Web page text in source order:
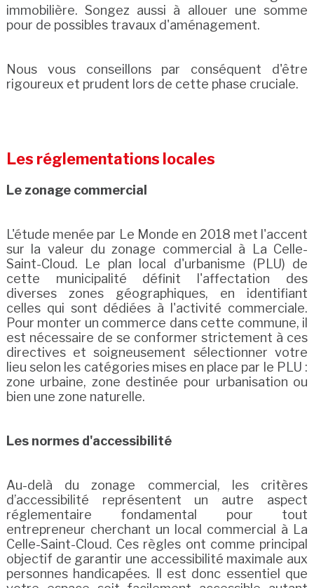
immobilière. Songez aussi à allouer une somme
pour de possibles travaux d'aménagement.
Nous vous conseillons par conséquent d'être
rigoureux et prudent lors de cette phase cruciale.
Les réglementations locales
Le zonage commercial
L'étude menée par Le Monde en 2018 met l'accent
sur la valeur du zonage commercial à La Celle-
Saint-Cloud. Le plan local d'urbanisme (PLU) de
cette municipalité définit l'affectation des
diverses zones géographiques, en identifiant
celles qui sont dédiées à l'activité commerciale.
Pour monter un commerce dans cette commune, il
est nécessaire de se conformer strictement à ces
directives et soigneusement sélectionner votre
lieu selon les catégories mises en place par le PLU :
zone urbaine, zone destinée pour urbanisation ou
bien une zone naturelle.
Les normes d'accessibilité
Au-delà du zonage commercial, les critères
d’accessibilité représentent un autre aspect
réglementaire fondamental pour tout
entrepreneur cherchant un local commercial à La
Celle-Saint-Cloud. Ces règles ont comme principal
objectif de garantir une accessibilité maximale aux
personnes handicapées. Il est donc essentiel que